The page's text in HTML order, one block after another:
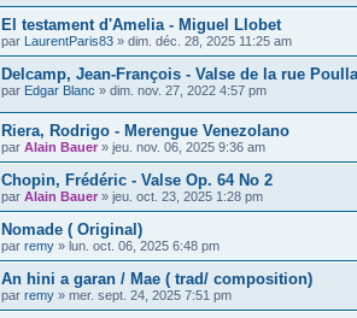
El testament d'Amelia - Miguel Llobet
par LaurentParis83 » dim. déc. 28, 2025 11:25 am
Delcamp, Jean-François - Valse de la rue
par Edgar Blanc » dim. nov. 27, 2022 4:57 pm
Riera, Rodrigo - Merengue Venezolano
par Alain Bauer » jeu. nov. 06, 2025 9:36 am
Chopin, Frédéric - Valse Op. 64 No 2
par Alain Bauer » jeu. oct. 23, 2025 1:28 pm
Nomade ( Original)
par remy » lun. oct. 06, 2025 6:48 pm
An hini a garan / Mae ( trad/ composition)
par remy » mer. sept. 24, 2025 7:51 pm